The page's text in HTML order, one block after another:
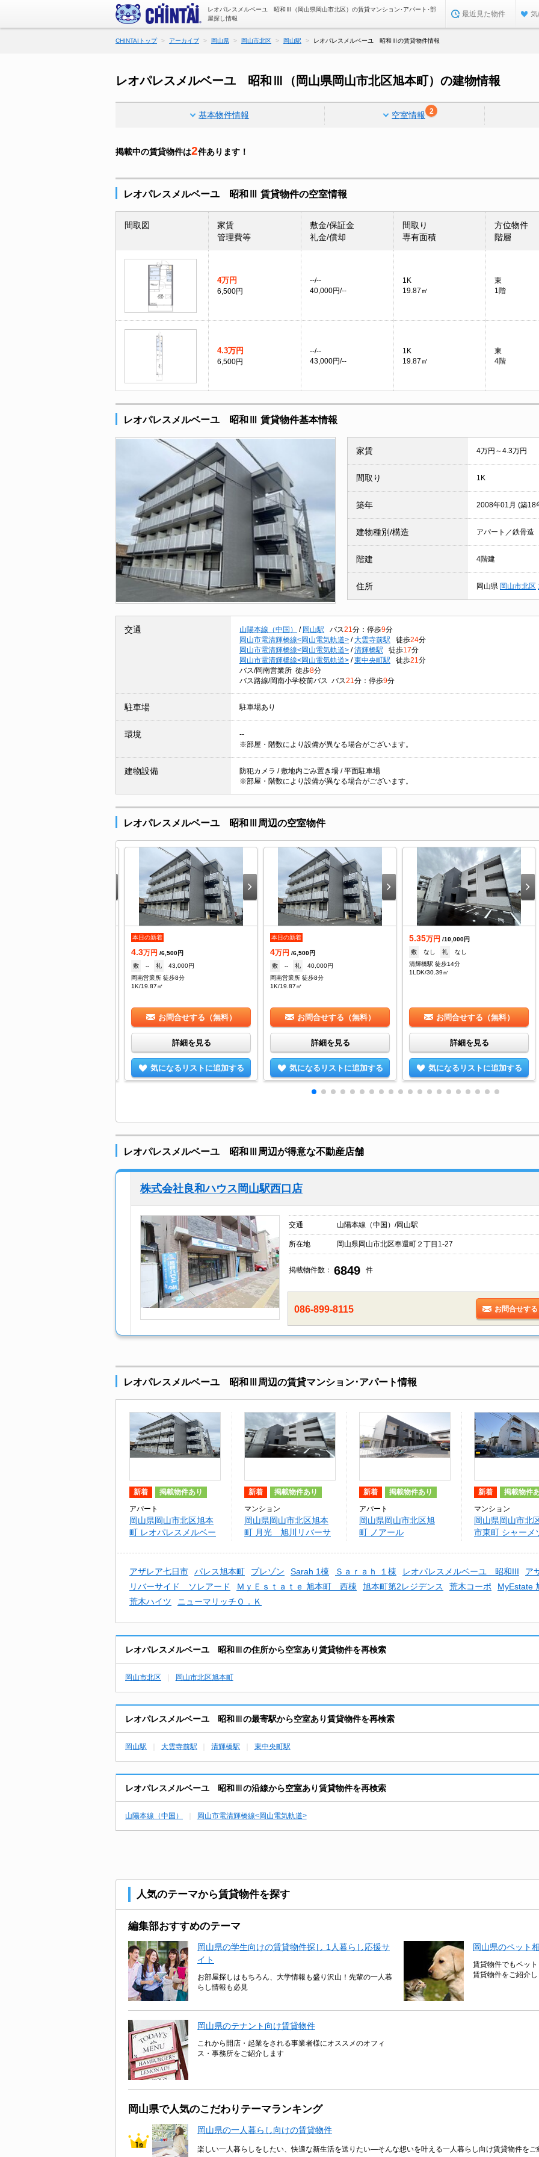
レオパレスメルベーユ 昭和Ⅲ（岡山県岡山市北区）の賃貸マンション･アパート･部
屋探し情報
最近見た物件
CHINTAIトップ アーカイブ 岡山県 岡山市北区 岡山駅 レオパレスメルベーユ 昭和Ⅲの賃貸物件情報
レオパレスメルベーユ 昭和Ⅲ（岡山県岡山市北区旭本町）の建物情報
基本物件情報 空室情報 2
掲載中の賃貸物件は2件あります！
レオパレスメルベーユ 昭和Ⅲ 賃貸物件の空室情報
間取図
家賃
管理費等
敷金/保証金
礼金/償却
間取り
専有面積
方位物件
階層
4万円
6,500円
--/--
40,000円/--
1K
19.87㎡
東
1階
4.3万円
6,500円
--/--
43,000円/--
1K
19.87㎡
東
4階
レオパレスメルベーユ 昭和Ⅲ 賃貸物件基本情報
家賃 4万円～4.3万円
間取り 1K
築年 2008年01月 (築18
建物種別/構造 アパート／鉄骨造
階建 4階建
住所 岡山県 岡山市北区
交通 山陽本線（中国） / 岡山駅 バス21 分：停歩9分
岡山市電清輝橋線<岡山電気軌道> / 大雲寺前駅 徒歩24分
岡山市電清輝橋線<岡山電気軌道> / 清輝橋駅 徒歩17分
岡山市電清輝橋線<岡山電気軌道> / 東中央町駅 徒歩21 分
バス/岡南営業所 徒歩8分
バス路線/岡南小学校前バス バス21 分：停歩9分
駐車場 駐車場あり
環境
--
※部屋・階数により設備が異なる場合がございます。
建物設備
防犯カメラ / 敷地内ごみ置き場 / 平面駐車場
※部屋・階数により設備が異なる場合がございます。
レオパレスメルベーユ 昭和Ⅲ周辺の空室物件
本日の新着
4.3万円 /6,500円
敷
-- 礼
43,000円
岡南営業所 徒歩8分
1K/19.87㎡
お問合せする（無料）
詳細を見る
気になるリストに追加する
本日の新着
4万円 /6,500円
敷
-- 礼
40,000円
岡南営業所 徒歩8分
1K/19.87㎡
お問合せする（無料）
詳細を見る
気になるリストに追加する
5.35万円 /10,000円
敷
なし 礼
なし
清輝橋駅 徒歩14分
1LDK/30.39㎡
お問合せする（無料）
詳細を見る
気になるリストに追加する
レオパレスメルベーユ 昭和Ⅲ周辺が得意な不動産店舗
株式会社良和ハウス岡山駅西口店
交通 山陽本線（中国）/岡山駅
所在地 岡山県岡山市北区奉還町２丁目1-27
掲載物件数： 6849 件
086-899-8115 お問合せす
レオパレスメルベーユ 昭和Ⅲ周辺の賃貸マンション･アパート情報
新着 掲載物件あり
アパート
岡山県岡山市北区旭本
町 レオパレスメルベー
新着 掲載物件あり
マンション
岡山県岡山市北区旭本
町 月光 旭川リバーサ
新着 掲載物件あり
アパート
岡山県岡山市北区旭
町 ノアール
新着 掲載物件
マンション
岡山県岡山市北
市東町 シャーメ
アザレア七日市 パレス旭本町 プレゾン Sarah 1棟 Ｓａｒａｈ １棟 レオパレスメルベーユ 昭和III
ア
リバーサイド ソレアード
ＭｙＥｓｔａｔｅ 旭本町 西棟 旭本町第2レジデンス 荒木コーポ
MyEstate
荒木ハイツ
ニューマリッチＯ．Ｋ
レオパレスメルベーユ 昭和Ⅲの住所から空室あり賃貸物件を再検索
岡山市北区 岡山市北区旭本町
レオパレスメルベーユ 昭和Ⅲの最寄駅から空室あり賃貸物件を再検索
岡山駅 大雲寺前駅 清輝橋駅 東中央町駅
レオパレスメルベーユ 昭和Ⅲの沿線から空室あり賃貸物件を再検索
山陽本線（中国） 岡山市電清輝橋線<岡山電気軌道>
人気のテーマから賃貸物件を探す
編集部おすすめのテーマ
岡山県の学生向けの賃貸物件探し 1人暮らし応援サ
イト
お部屋探しはもちろん、大学情報も盛り沢山！先輩の一人暮
らし情報も必見
岡山県のペット
賃貸物件でもペッ
賃貸物件をご紹介
岡山県のテナント向け賃貸物件
これから開店・起業をされる事業者様にオススメのオフィ
ス・事務所をご紹介します
岡山県で人気のこだわりテーマランキング
岡山県の一人暮らし向けの賃貸物件
楽しい一人暮らしをしたい、快適な新生活を送りたい―そんな想いを叶える一人暮らし向け賃貸物件をご